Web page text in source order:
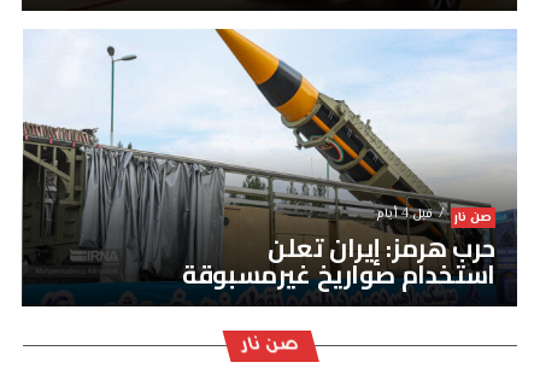
صن نار قبل 4 أيام
حرب هرمز: إيران تعلن
استخدام صواريخ غيرمسبوقة
صن نار